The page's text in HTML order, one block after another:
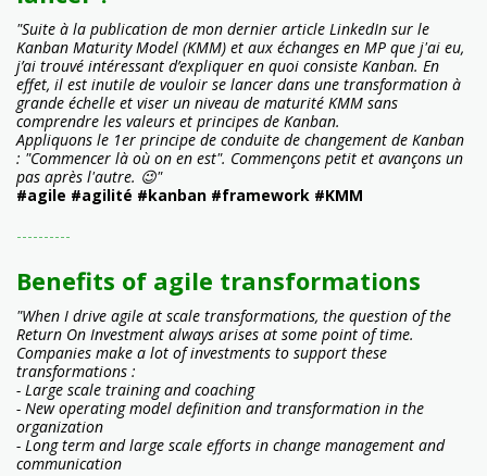
"Suite à la publication de mon dernier article LinkedIn sur le
Kanban Maturity Model (KMM) et aux échanges en MP que j'ai eu,
j’ai trouvé intéressant d’expliquer en quoi consiste Kanban. En
effet, il est inutile de vouloir se lancer dans une transformation à
grande échelle et viser un niveau de maturité KMM sans
comprendre les valeurs et principes de Kanban.
Appliquons le 1er principe de conduite de changement de Kanban
: "Commencer là où on en est". Commençons petit et avançons un
pas après l'autre. 😉"
#agile #agilité #kanban #framework #KMM
----------
Benefits of agile transformations
"When I drive agile at scale transformations, the question of the
Return On Investment always arises at some point of time.
Companies make a lot of investments to support these
transformations :
- Large scale training and coaching
- New operating model definition and transformation in the
organization
- Long term and large scale efforts in change management and
communication